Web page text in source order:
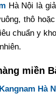
vi" nhưng lại là
trọng giúp thay đổi
định kiến "sát
áp lực tâm lý.
mặt hài hòa,
cường sự tự
như tình duyên.
Hà Nội là
thô
chuẩn y
miền
Hà